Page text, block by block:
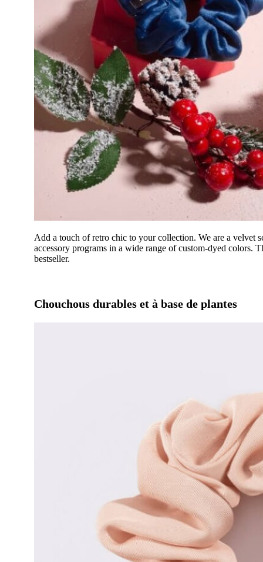
Add a touch of retro chic to your collection. We are a velvet
accessory programs in a wide range of custom-dyed colors.
bestseller.
Chouchous durables et à base de plantes